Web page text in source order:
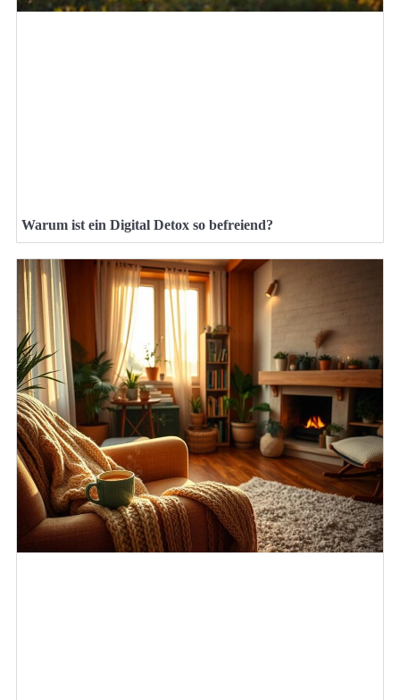
Warum ist ein Digital Detox so befreiend?